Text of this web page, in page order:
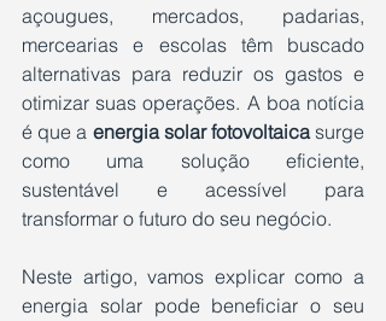
açougues, mercados, padarias,
mercearias e escolas têm buscado
alternativas para reduzir os gastos e
otimizar suas operações. A boa notícia
é que a energia solar fotovoltaica surge
como uma solução eficiente,
sustentável e acessível para
transformar o futuro do seu negócio.
Neste artigo, vamos explicar como a
energia solar pode beneficiar o seu